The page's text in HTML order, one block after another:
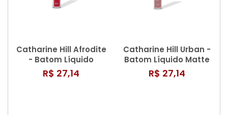
Catharine Hill Afrodite
- Batom Líquido
Matte 3,8ml
R$ 27,14
Catharine Hill Urban -
Batom Líquido Matte
3,8ml
R$ 27,14